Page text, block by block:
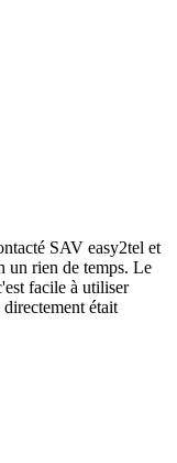
SAV easy2tel et
un rien de temps. Le
facile à utiliser
était